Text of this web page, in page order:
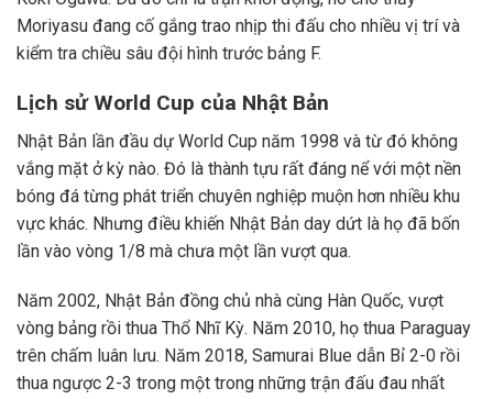
Moriyasu đang cố gắng trao nhịp thi đấu cho nhiều vị trí và
kiểm tra chiều sâu đội hình trước bảng F.
Lịch sử World Cup của Nhật Bản
Nhật Bản lần đầu dự World Cup năm 1998 và từ đó không
vắng mặt ở kỳ nào. Đó là thành tựu rất đáng nể với một nền
bóng đá từng phát triển chuyên nghiệp muộn hơn nhiều khu
vực khác. Nhưng điều khiến Nhật Bản day dứt là họ đã bốn
lần vào vòng 1/8 mà chưa một lần vượt qua.
Năm 2002, Nhật Bản đồng chủ nhà cùng Hàn Quốc, vượt
vòng bảng rồi thua Thổ Nhĩ Kỳ. Năm 2010, họ thua Paraguay
trên chấm luân lưu. Năm 2018, Samurai Blue dẫn Bỉ 2-0 rồi
thua ngược 2-3 trong một trong những trận đấu đau nhất